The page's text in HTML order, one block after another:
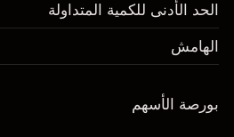
رسوم التبييت
الرسوم من قيمة الصفقة الكاملة
حجم الصفقة بالرافعة المالية ~
الأموال من الرافعة المالية ~
الهامش. استثمارك
رسوم التبييت
الرسوم من قيمة الصفقة الكاملة
الحد الأدنى للكمية المتداولة
الهامش
بورصة الأسهم